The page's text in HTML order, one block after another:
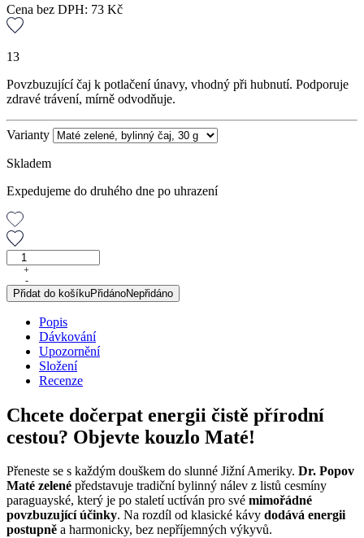
Cena bez DPH: 73 Kč
13
Povzbuzující čaj k potlačení únavy, vhodný při hubnutí. Podporuje
zdravé trávení, mírně odvodňuje.
Varianty
Skladem
Expedujeme do druhého dne po uhrazení
Maté
zelené,
bylinný
čaj,
množství
+
-
Přidat do košíkuPřidánoNepřidáno
Popis
Dávkování
Upozornění
Složení
Recenze
Chcete dočerpat energii čistě přírodní
cestou? Objevte kouzlo Maté!
Přeneste se s každým douškem do slunné Jižní Ameriky. Dr. Popov
Maté zelené představuje tradiční bylinný nálev z listů cesmíny
paraguayské, který je po staletí uctíván pro své mimořádné
povzbuzující účinky. Na rozdíl od klasické kávy dodává energii
postupně a harmonicky, bez nepříjemných výkyvů.